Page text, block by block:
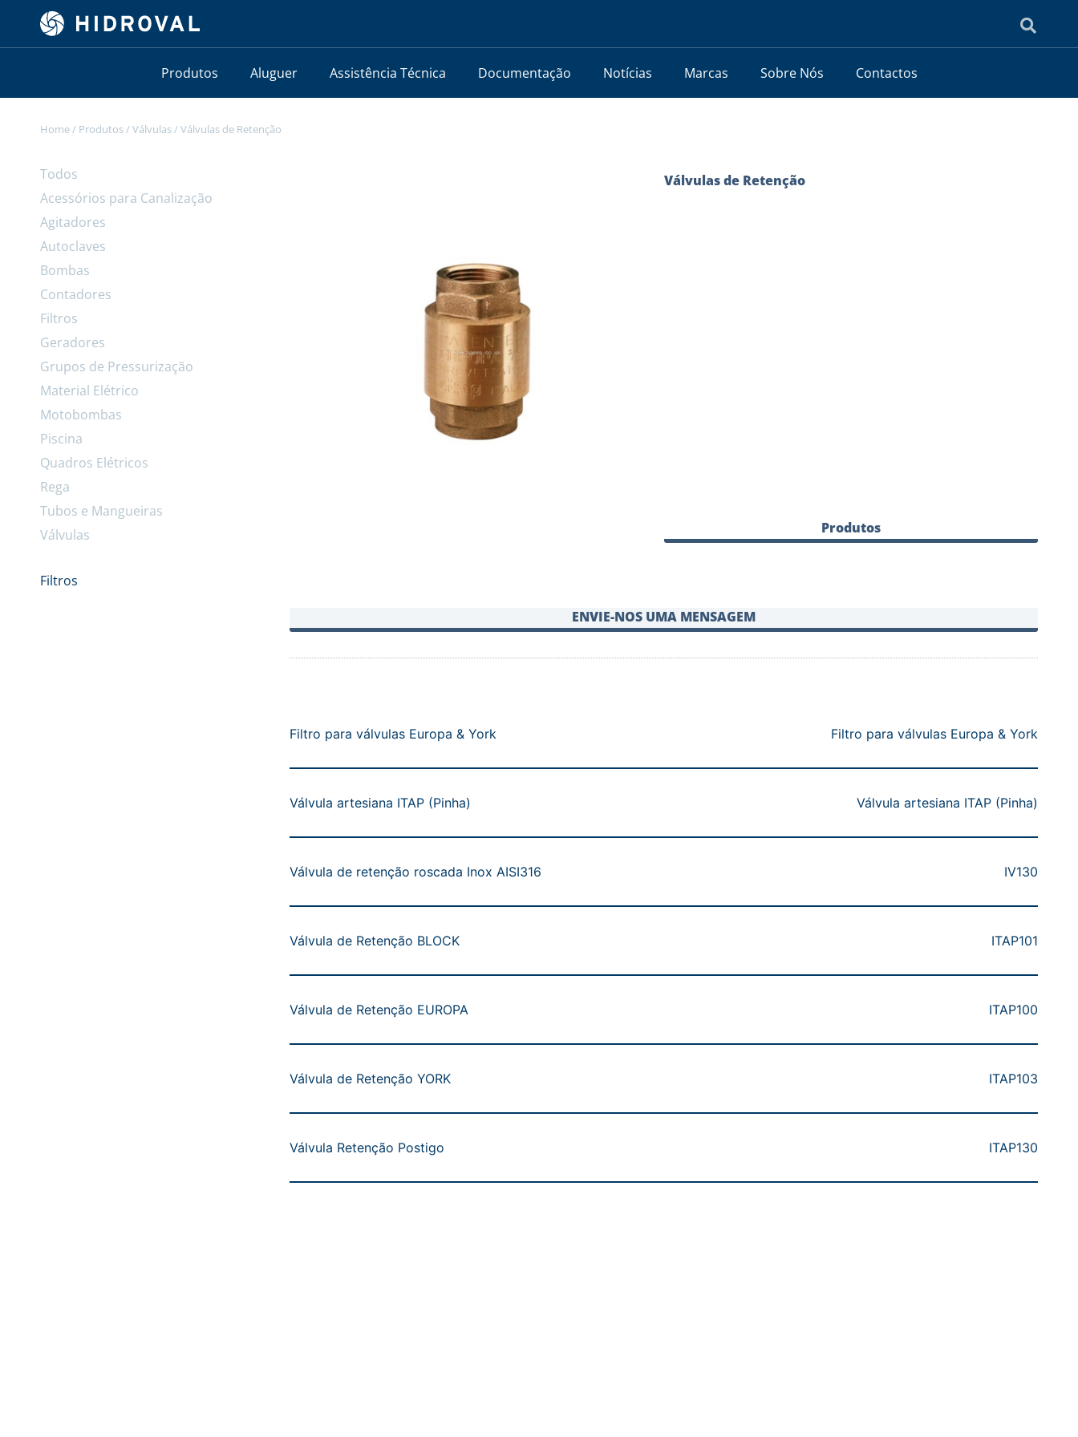
Produtos Aluguer Assistência Técnica Documentação Notícias Marcas Sobre Nós Contactos
Home / Produtos /Válvulas /Válvulas de Retenção
Todos
Acessórios para Canalização
Agitadores
Autoclaves
Bombas
Contadores
Filtros
Geradores
Grupos de Pressurização
Material Elétrico
Motobombas
Piscina
Quadros Elétricos
Rega
Tubos e Mangueiras
Válvulas
Filtros
Válvulas de Retenção
Produtos
ENVIE-NOS UMA MENSAGEM
Filtro para válvulas Europa & York Filtro para válvulas Europa & York
Válvula artesiana ITAP (Pinha) Válvula artesiana ITAP (Pinha)
Válvula de retenção roscada Inox AISI316 IV130
Válvula de Retenção BLOCK ITAP101
Válvula de Retenção EUROPA ITAP100
Válvula de Retenção YORK ITAP103
Válvula Retenção Postigo ITAP130